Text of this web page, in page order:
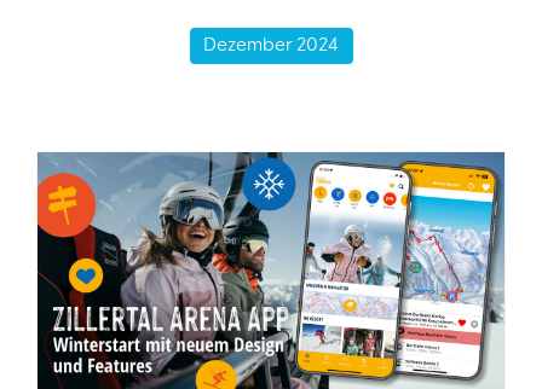
Dezember 2024